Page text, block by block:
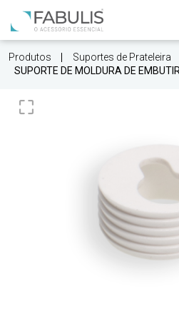
Produtos
Suportes de Prateleira
SUPORTE DE MOLDURA DE